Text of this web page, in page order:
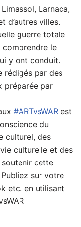
Larnaca,
d’autres villes.
guerre totale
comprendre le
y ont conduit.
rédigés par des
préparée par
#ARTvsWAR est
du
culturel, des
culturelle et des
soutenir cette
sur votre
etc. en utilisant